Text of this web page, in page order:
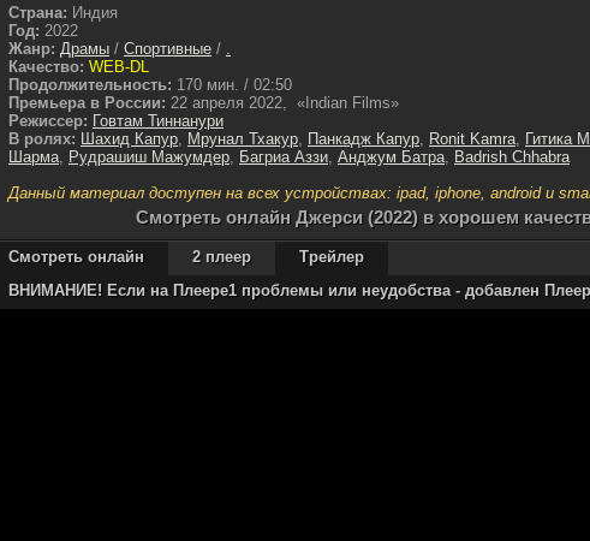
Страна: Индия
Год: 2022
Жанр: Драмы / Спортивные / .
Качество: WEB-DL
Продолжительность: 170 мин. / 02:50
Премьера в России: 22 апреля 2022, «Indian Films»
Режиссер: Говтам Тиннанури
В ролях: Шахид Капур, Мрунал Тхакур, Панкадж Капур, Ronit Kamra, Гитика
Шарма, Рудрашиш Мажумдер, Багриа Аззи, Анджум Батра, Badrish Chhabra
Данный материал доступен на всех устройствах: ipad, iphone, android и
Cмотреть онлайн Джерси (2022) в хорошем
Смотреть онлайн 2 плеер
Трейлер
ВНИМАНИЕ! Если на Плеере1 проблемы или неудобства - добавлен